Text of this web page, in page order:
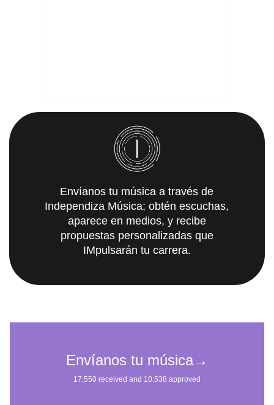
Envíanos tu música a través de
Independiza Música; obtén escuchas,
aparece en medios, y recibe
propuestas personalizadas que
IMpulsarán tu carrera.